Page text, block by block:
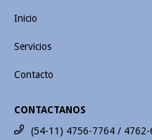
Inicio
Servicios
Contacto
CONTACTANOS
(54-11) 4756-7764 / 4762-